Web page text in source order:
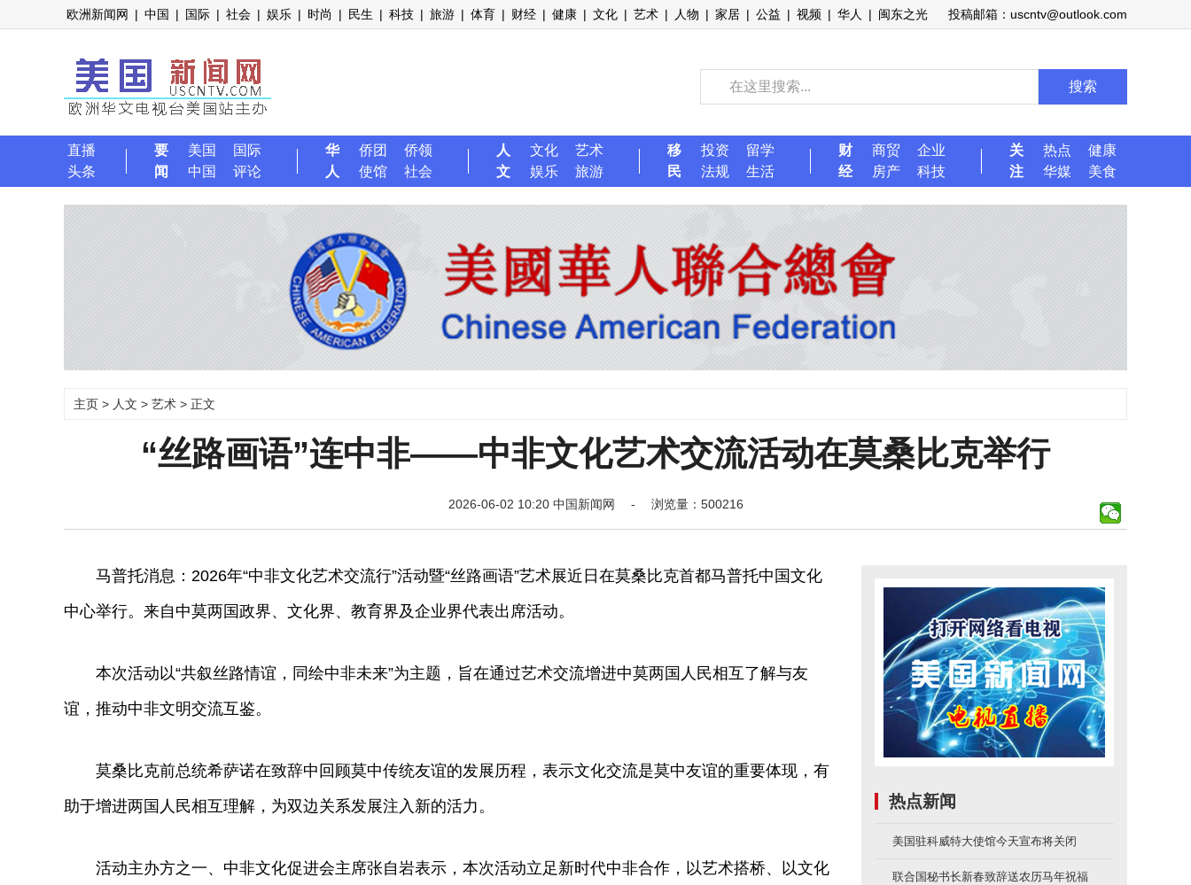
欧洲新闻网 | 中国 | 国际 | 社会 | 娱乐 | 时尚 | 民生 | 科技 | 旅游 | 体育 | 财经 | 健康 | 文化 | 艺术 | 人物 | 家居 | 公益 | 视频 | 华人 | 闽东之光 投稿邮箱：uscntv@outlook.com
搜索
直播
头条
要
闻
美国
国际
中国
评论
华
人
侨团
侨领
使馆
社会
人
文
文化
艺术
娱乐
旅游
移
民
投资
留学
法规
生活
财
经
商贸
企业
房产
科技
关
注
热点
健康
华媒
美食
主页 > 人文 > 艺术 > 正文
“丝路画语”连中非——中非文化艺术交流活动在莫桑比克举行
2026-06-02 10:20 中国新闻网 - 浏览量：500216
马普托消息：2026年“中非文化艺术交流行”活动暨“丝路画语”艺术展近日在莫桑比克首都马普托中国文化
中心举行。来自中莫两国政界、文化界、教育界及企业界代表出席活动。
本次活动以“共叙丝路情谊，同绘中非未来”为主题，旨在通过艺术交流增进中莫两国人民相互了解与友
谊，推动中非文明交流互鉴。
莫桑比克前总统希萨诺在致辞中回顾莫中传统友谊的发展历程，表示文化交流是莫中友谊的重要体现，有
助于增进两国人民相互理解，为双边关系发展注入新的活力。
活动主办方之一、中非文化促进会主席张自岩表示，本次活动立足新时代中非合作，以艺术搭桥、以文化
热点新闻
美国驻科威特大使馆今天宣布将关闭
联合国秘书长新春致辞送农历马年祝福